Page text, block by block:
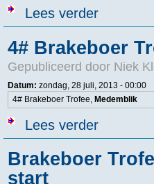
Lees verderover 6#
4# Brakeboer
Gepubliceerd door Niek
Datum: zondag, 28 juli, 2013 - 00:00
4# Brakeboer Trofee, Medemblik
Lees verderover 4#
Brakeboer
start